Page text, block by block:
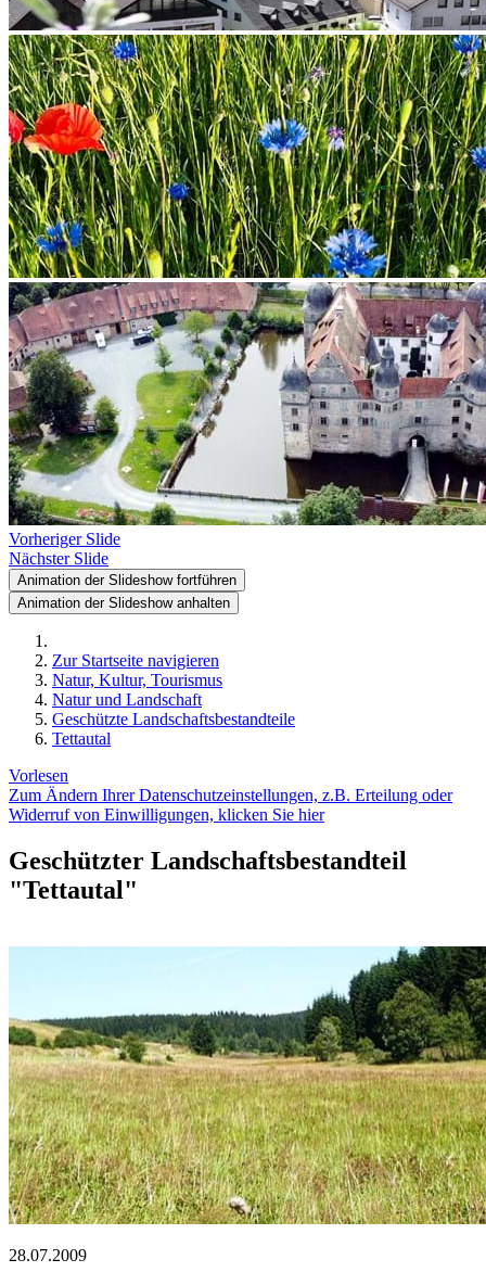
Vorheriger Slide
Nächster Slide
Animation der Slideshow fortführen
Animation der Slideshow anhalten
Zur Startseite navigieren
Natur, Kultur, Tourismus
Natur und Landschaft
Geschützte Landschaftsbestandteile
Tettautal
Vorlesen
Zum Ändern Ihrer Datenschutzeinstellungen, z.B. Erteilung oder
Widerruf von Einwilligungen, klicken Sie hier
Geschützter Landschaftsbestandteil
"Tettautal"
28.07.2009